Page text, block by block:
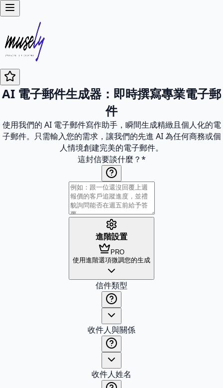
AI 電子郵件生成器：即時撰寫專業電子郵
件
使用我們的 AI 電子郵件寫作助手，瞬間生成精緻且個人化的電
子郵件。只需輸入您的需求，讓我們的先進 AI 為任何商務或個
人情境創建完美的電子郵件。
這封信要談什麼？*
進階設置
PRO
使用進階選項微調您的生成
信件類型
收件人與關係
收件人姓名